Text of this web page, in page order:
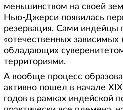
меньшинством на своей
Нью-Джерси появилась
резервация. Сами индейцы
«отечественных зависимых
обладающих
территориями.
А вообще процесс
активно пошел в начале
годов в рамках индейской